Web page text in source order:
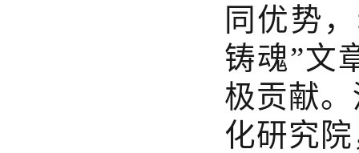
同优势
铸魂”文
极贡献
化研究